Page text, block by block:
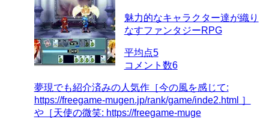
魅力的なキャラクター達が織り
なすファンタジーRPG
平均点5
コメント数6
夢現でも紹介済みの人気作［今の風を感じて:
https://freegame-mugen.jp/rank/game/inde2.html ］
や［天使の微笑: https://freegame-muge